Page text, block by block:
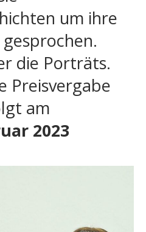
um ihre
die Porträts.
Preisvergabe
am
2023